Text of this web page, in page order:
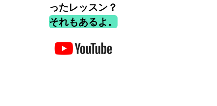
ったレッスン？
それもあるよ。